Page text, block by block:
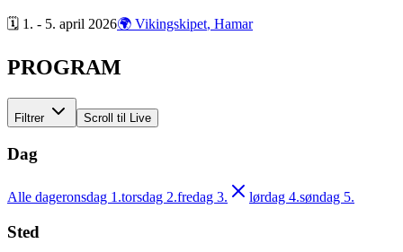
🗓 1. - 5. april 2026🌍 Vikingskipet, Hamar
PROGRAM
Filtrer Scroll til Live
Dag
Alle dageronsdag 1.torsdag 2.fredag 3. lørdag 4.søndag 5.
Sted